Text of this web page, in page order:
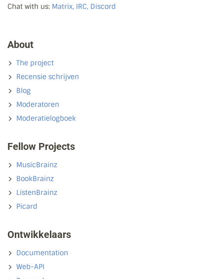
Chat with us: Matrix, IRC, Discord
About
The project
Recensie schrijven
Blog
Moderatoren
Moderatielogboek
Fellow Projects
MusicBrainz
BookBrainz
ListenBrainz
Picard
Ontwikkelaars
Documentation
Web-API